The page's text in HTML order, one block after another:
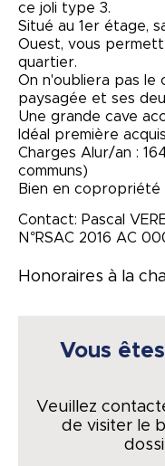
ce joli type 3.
Situé au 1er étage,
Ouest, vous
quartier.
On n'oubliera pas le
paysagée et ses
Une grande cave
Idéal première
Charges Alur/an :
communs)
Bien en copropriété
Contact: Pascal
N°RSAC 2016 AC
Honoraires à la
Vous
Veuillez
de visiter le